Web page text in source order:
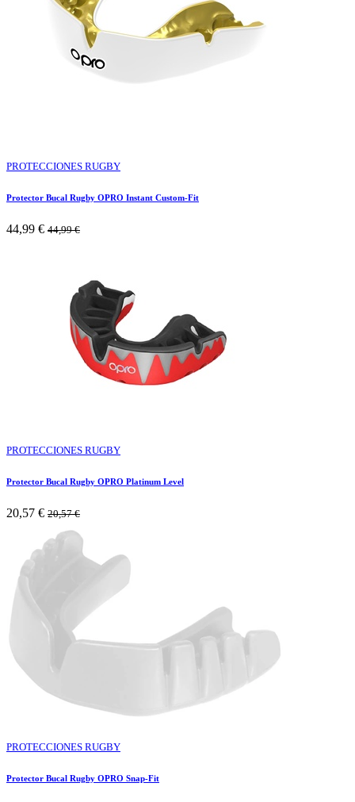
PROTECCIONES RUGBY
Protector Bucal Rugby OPRO Instant Custom-Fit
44,99 € 44,99€
PROTECCIONES RUGBY
Protector Bucal Rugby OPRO Platinum Level
20,57 € 20,57€
PROTECCIONES RUGBY
Protector Bucal Rugby OPRO Snap-Fit